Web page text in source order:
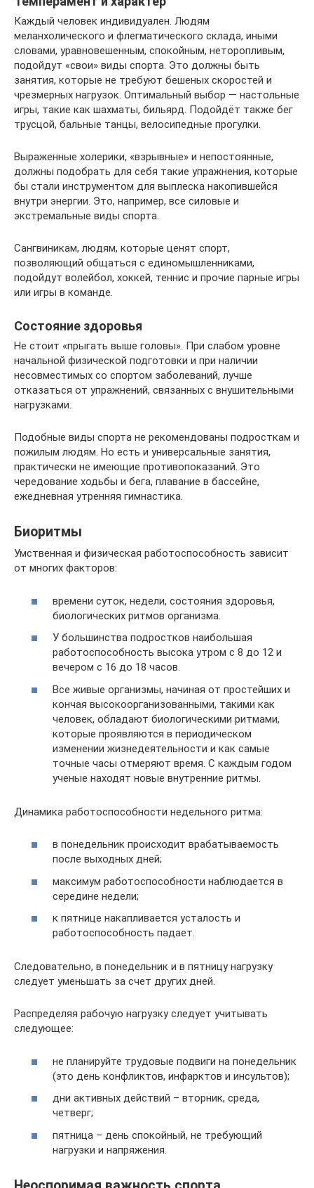
Каждый человек индивидуален. Людям
меланхолического и флегматического склада, иными
словами, уравновешенным, спокойным, неторопливым,
подойдут «свои» виды спорта. Это должны быть
занятия, которые не требуют бешеных скоростей и
чрезмерных нагрузок. Оптимальный выбор — настольные
игры, такие как шахматы, бильярд. Подойдёт также бег
трусцой, бальные танцы, велосипедные прогулки.
Выраженные холерики, «взрывные» и непостоянные,
должны подобрать для себя такие упражнения, которые
бы стали инструментом для выплеска накопившейся
внутри энергии. Это, например, все силовые и
экстремальные виды спорта.
Сангвиникам, людям, которые ценят спорт,
позволяющий общаться с единомышленниками,
подойдут волейбол, хоккей, теннис и прочие парные игры
или игры в команде.
Состояние здоровья
Не стоит «прыгать выше головы». При слабом уровне
начальной физической подготовки и при наличии
несовместимых со спортом заболеваний, лучше
отказаться от упражнений, связанных с внушительными
нагрузками.
Подобные виды спорта не рекомендованы подросткам и
пожилым людям. Но есть и универсальные занятия,
практически не имеющие противопоказаний. Это
чередование ходьбы и бега, плавание в бассейне,
ежедневная утренняя гимнастика.
Биоритмы
Умственная и физическая работоспособность зависит
от многих факторов:
времени суток, недели, состояния здоровья,
биологических ритмов организма.
У большинства подростков наибольшая
работоспособность высока утром с 8 до 12 и
вечером с 16 до 18 часов.
Все живые организмы, начиная от простейших и
кончая высокоорганизованными, такими как
человек, обладают биологическими ритмами,
которые проявляются в периодическом
изменении жизнедеятельности и как самые
точные часы отмеряют время. С каждым годом
ученые находят новые внутренние ритмы.
Динамика работоспособности недельного ритма:
в понедельник происходит врабатываемость
после выходных дней;
максимум работоспособности наблюдается в
середине недели;
к пятнице накапливается усталость и
работоспособность падает.
Следовательно, в понедельник и в пятницу нагрузку
следует уменьшать за счет других дней.
Распределяя рабочую нагрузку следует учитывать
следующее:
не планируйте трудовые подвиги на понедельник
(это день конфликтов, инфарктов и инсультов);
дни активных действий – вторник, среда,
четверг;
пятница – день спокойный, не требующий
нагрузки и напряжения.